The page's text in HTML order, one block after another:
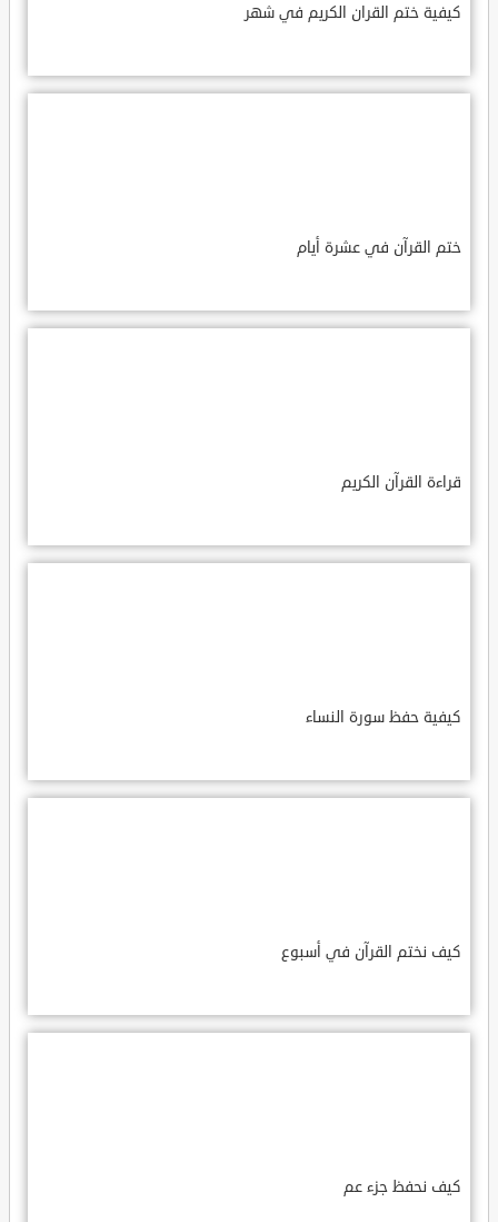
كيفية ختم القران الكريم في شهر
ختم القرآن في عشرة أيام
قراءة القرآن الكريم
كيفية حفظ سورة النساء
كيف نختم القرآن في أسبوع
كيف نحفظ جزء عم